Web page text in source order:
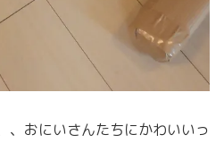
、おにいさんたちにかわいいっ